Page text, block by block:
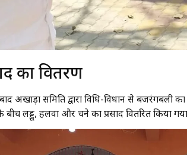
का वितरण
अखाड़ा समिति द्वारा विधि-विधान से बजरंगबली
लड्डू, हलवा और चने का प्रसाद वितरित किया